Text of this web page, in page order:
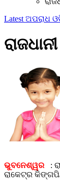
Latest ଅପରାଧ
ଭୁବନେଶ୍ୱର :
ରାକେଟ୍ର